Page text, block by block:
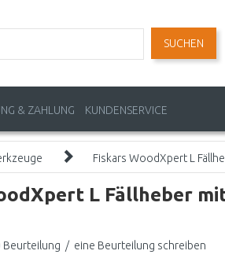
SUCHEN
& ZAHLUNG KUNDENSERVICE
Fiskars WoodXpert L
L Fällheber
Beurteilung / eine Beurteilung schreiben